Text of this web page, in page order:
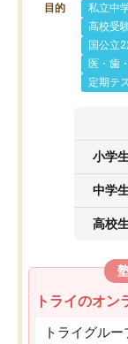
目的 私立中
高校受
国公立
医・歯
定期テ
小学生
中学生
高校生
トライのオン
トライグル